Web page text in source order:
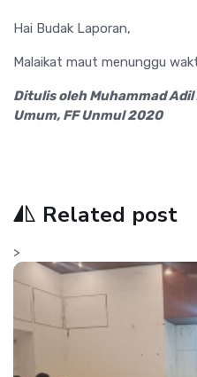
Hai Budak Laporan,
Malaikat maut menunggu
Ditulis oleh Muhammad
Umum, FF Unmul 2020
Related post
>